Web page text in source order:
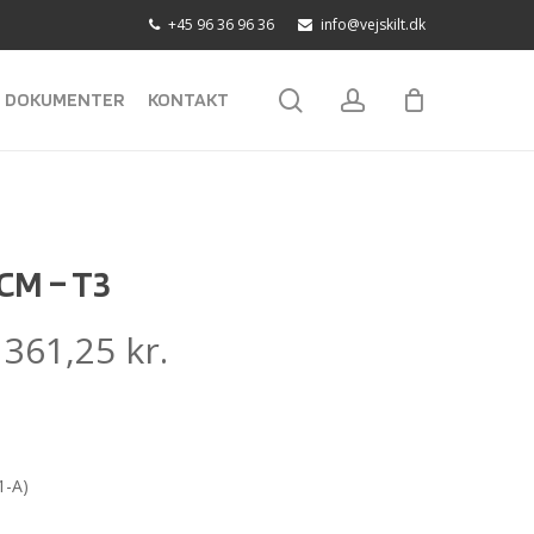
+45 96 36 96 36 info@vejskilt.dk
DOKUMENTER KONTAKT searchaccount
– T3
361,25 kr.
A)